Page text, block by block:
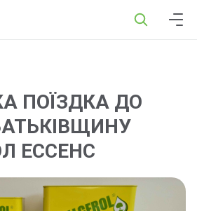
ПОЇЗДКА ДО
ЕССЕНС